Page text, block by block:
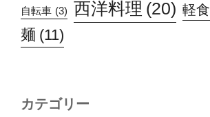
自転車 (3) 西洋料理 (20) 軽食
麺 (11)
カテゴリー